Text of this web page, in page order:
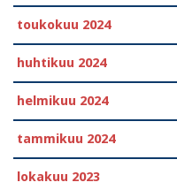
toukokuu 2024
huhtikuu 2024
helmikuu 2024
tammikuu 2024
lokakuu 2023